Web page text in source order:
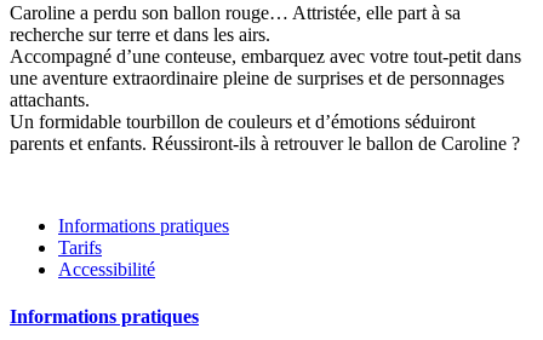
Caroline a perdu son ballon rouge… Attristée, elle part à sa
recherche sur terre et dans les airs.
Accompagné d’une conteuse, embarquez avec votre tout-petit dans
une aventure extraordinaire pleine de surprises et de personnages
attachants.
Un formidable tourbillon de couleurs et d’émotions séduiront
parents et enfants. Réussiront-ils à retrouver le ballon de Caroline ?
Informations pratiques
Tarifs
Accessibilité
Informations pratiques